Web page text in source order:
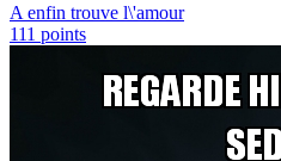
A enfin trouve l\'amour
111 points